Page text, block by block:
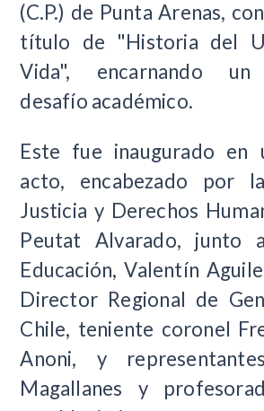
(C.P.) de Punta Arenas,
título de "Historia del
Vida", encarnando un
desafío académico.
Este fue inaugurado en
acto, encabezado por
Justicia y Derechos
Peutat Alvarado, junto
Educación, Valentín
Director Regional de
Chile, teniente coronel
Anoni, y
Magallanes y